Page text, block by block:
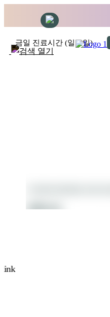
금일 진료시간 (일요일)
전후사진